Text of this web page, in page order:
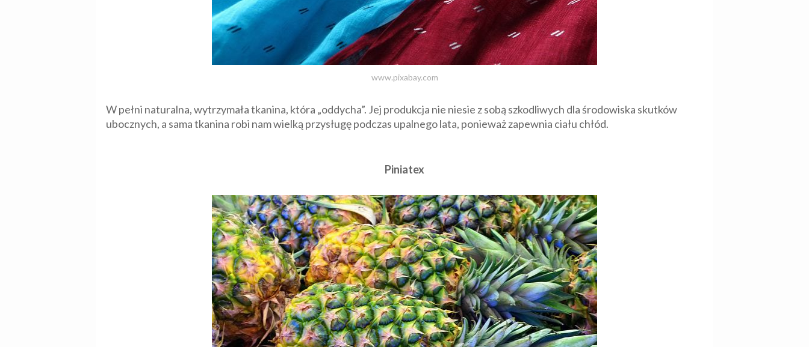
www.pixabay.com
W pełni naturalna, wytrzymała tkanina, która „oddycha”. Jej produkcja nie niesie z sobą szkodliwych dla środowiska skutków
ubocznych, a sama tkanina robi nam wielką przysługę podczas upalnego lata, ponieważ zapewnia ciału chłód.
Piniatex